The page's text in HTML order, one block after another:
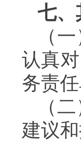
七、
（一
认真
务责
（
建议和